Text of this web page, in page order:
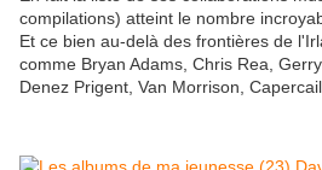
compilations) atteint le nombre
Et ce bien au-delà des frontières de
comme Bryan Adams, Chris Rea,
Denez Prigent, Van Morrison,